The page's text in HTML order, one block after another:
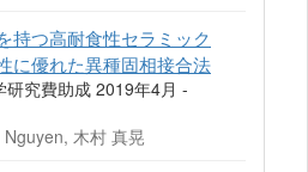
持つ高耐食性セラミック
に優れた異種固相接合法
研究費助成 2019年4月 -
木村 真晃